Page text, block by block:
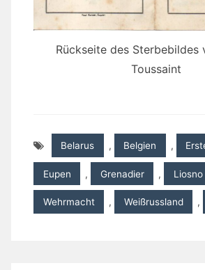
Rückseite des Sterbebildes
Toussaint
Belarus , Belgien ,
Eupen , Grenadier , Liosno
Wehrmacht , Weißrussland ,